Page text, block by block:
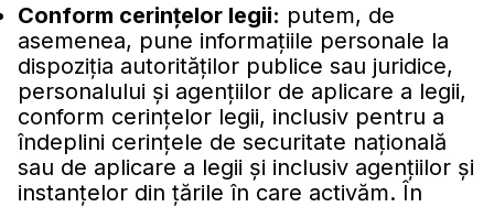
Conform cerinţelor legii: putem, de
asemenea, pune informaţiile personale la
dispoziţia autorităţilor publice sau juridice,
personalului şi agenţiilor de aplicare a legii,
conform cerinţelor legii, inclusiv pentru a
îndeplini cerinţele de securitate naţională
sau de aplicare a legii şi inclusiv agenţiilor şi
instanţelor din ţările în care activăm. În